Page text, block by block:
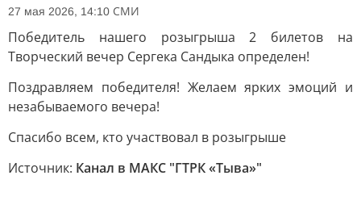
27 мая 2026, 14:10 СМИ
Победитель нашего розыгрыша 2 билетов на
Творческий вечер Сергека Сандыка определен!
Поздравляем победителя! Желаем ярких эмоций и
незабываемого вечера!
Спасибо всем, кто участвовал в розыгрыше
Источник: Канал в МАКС "ГТРК «Тыва»"